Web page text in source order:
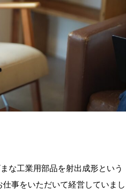
な工業用部品を射出成形という
事をいただいて経営していまし